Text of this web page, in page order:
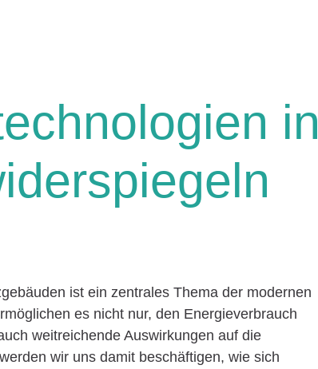
in
ist ein zentrales Thema der modernen
es nicht nur, den Energieverbrauch
weitreichende Auswirkungen auf die
wir uns damit beschäftigen, wie sich